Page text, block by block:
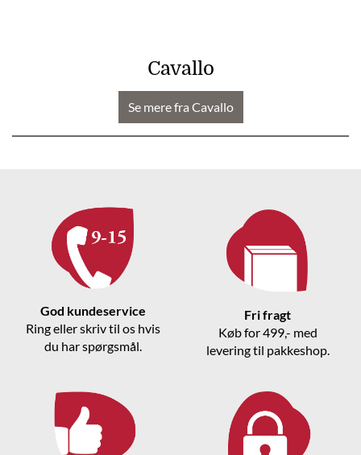
Cavallo
Se mere fra Cavallo
God kundeservice
Ring eller skriv til os hvis
du har spørgsmål.
Fri fragt
Køb for 499,- med
levering til pakkeshop.